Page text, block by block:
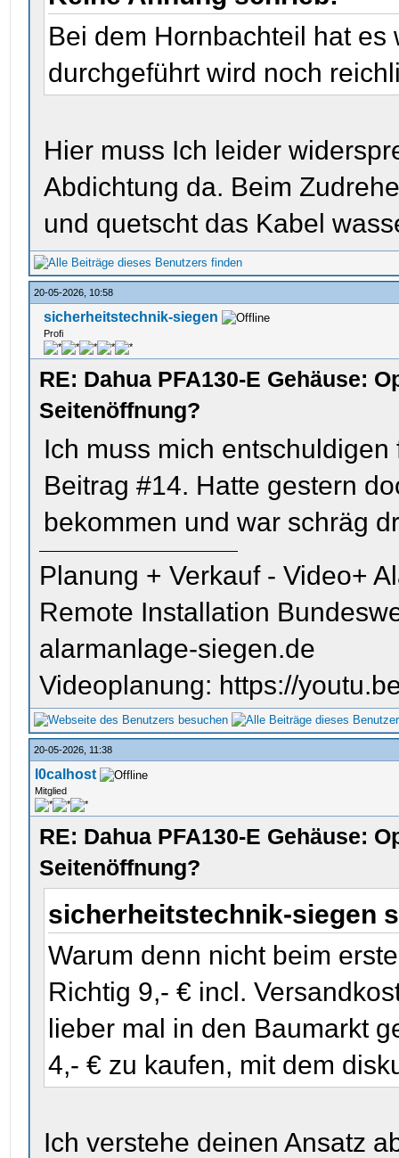
Bei dem Hornbachteil hat
durchgeführt wird noch
Hier muss Ich leider
Abdichtung da. Beim
und quetscht das Kabel
20-05-2026, 10:58
sicherheitstechnik-siegen
Profi
RE: Dahua PFA130-E Gehäuse:
Seitenöffnung?
Ich muss mich
Beitrag #14. Hatte gestern
bekommen und war schräg
Planung + Verkauf - Video+
Remote Installation
alarmanlage-siegen.de
Videoplanung: https://
20-05-2026, 11:38
l0calhost
Mitglied
RE: Dahua PFA130-E Gehäuse:
Seitenöffnung?
sicherheitstechnik-siegen
Warum denn nicht beim
Richtig 9,- € incl.
lieber mal in den Baumarkt
4,- € zu kaufen, mit dem
Ich verstehe deinen Ansatz